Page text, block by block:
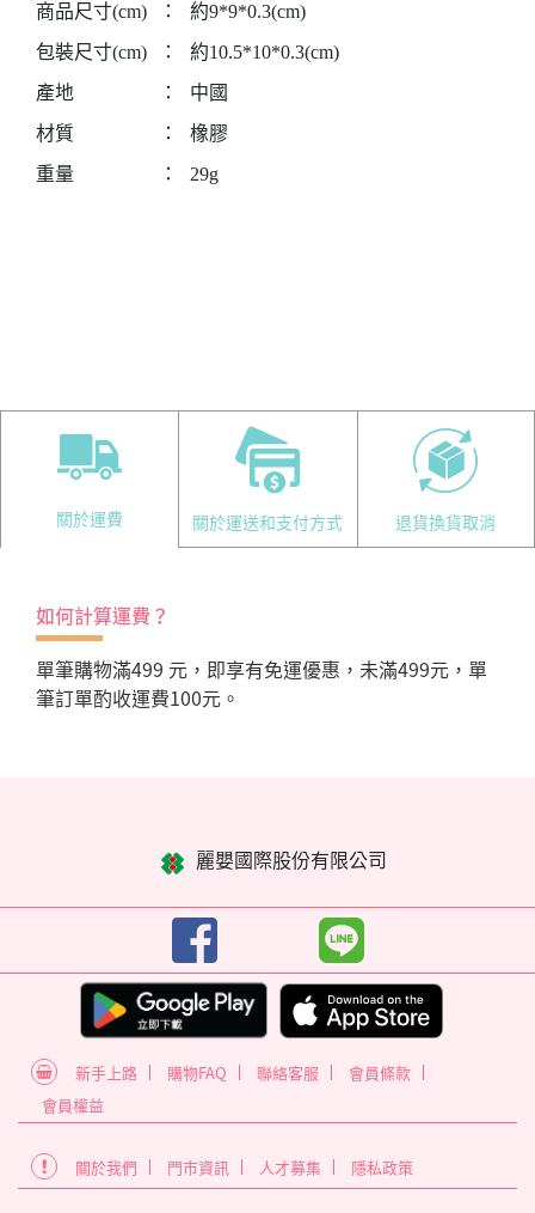
商品尺寸(cm) ：
約9*9*0.3(cm)
包裝尺寸(cm)
：
約10.5*10*0.3(cm)
產地
：
中國
材質
：
橡膠
重量
： 29g
關於運費 關於運送和支付方式 退貨換貨取消
如何計算運費？
單筆購物滿499 元，即享有免運優惠，未滿499元，單
筆訂單酌收運費100元。
麗嬰國際股份有限公司
新手上路 購物FAQ 聯絡客服
會員條款
會員權益
關於我們 門市資訊 人才募集 隱私政策